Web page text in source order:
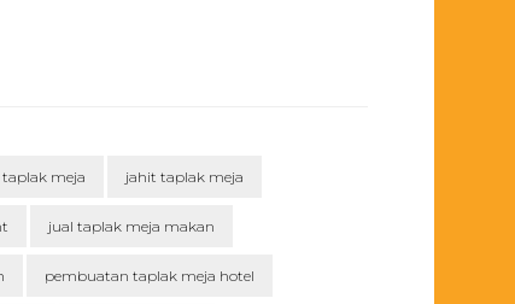
meja jahit taplak meja
jual taplak meja makan
pembuatan taplak meja hotel